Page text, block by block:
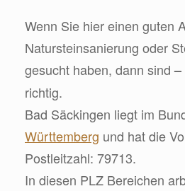
Wenn Sie hier einen guten
Natursteinsanierung oder
gesucht haben, dann sind
richtig.
Bad Säckingen liegt im
Württemberg und hat die
Postleitzahl: 79713.
In diesen PLZ Bereichen